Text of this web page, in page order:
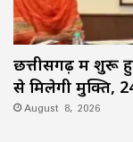
छत्तीसगढ़ में शुरू
से मिलेगी मुक्ति,
August 8, 2026